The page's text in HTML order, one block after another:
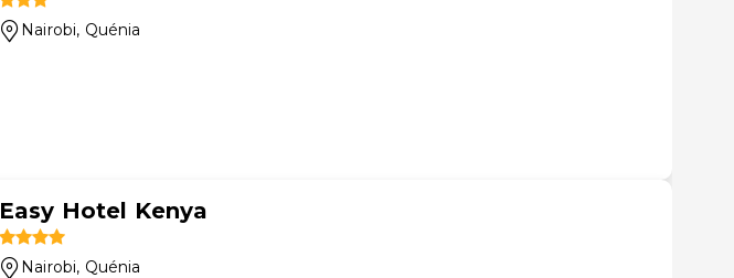
Nairobi, Quénia
Easy Hotel Kenya
Nairobi, Quénia